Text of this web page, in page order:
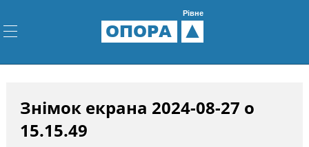
ОПОРА
Рівне
Знімок екрана 2024-08-27 о
15.15.49